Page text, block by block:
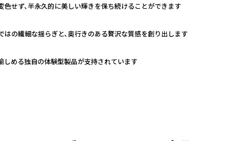
色せず、半永久的に美しい輝きを保ち続けることができます
の繊細な揺らぎと、奥行きのある贅沢な質感を創り出します
しめる独自の体験型製品が支持されています